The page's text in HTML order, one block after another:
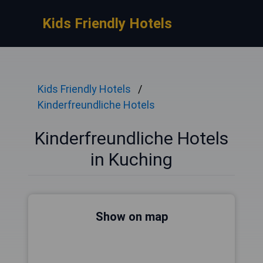
Kids Friendly Hotels
Kids Friendly Hotels
Kinderfreundliche Hotels
Kinderfreundliche Hotels
in Kuching
Show on map